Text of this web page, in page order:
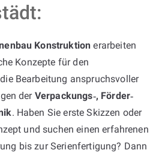
Konstruktion erarbeiten
Konzepte für den
Bearbeitung anspruchsvoller
der Verpackungs‑, Förder‑
. Haben Sie erste Skizzen oder
und suchen einen erfahrenen
bis zur Serienfertigung? Dann